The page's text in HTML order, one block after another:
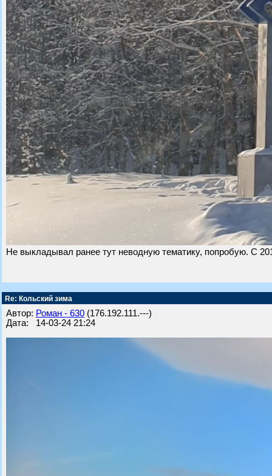
Не выкладывал ранее тут неводную тематику, попробую. С
Re: Кольский зима
Автор: Роман - 630 (176.192.111.---)
Дата: 14-03-24 21:24